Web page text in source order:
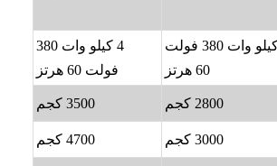
4 كيلو وات 380 فولت
60 هرتز
4 كيلو وات 380
فولت 60 هرتز
2800 كجم 3500 كجم
3000 كجم 4700 كجم